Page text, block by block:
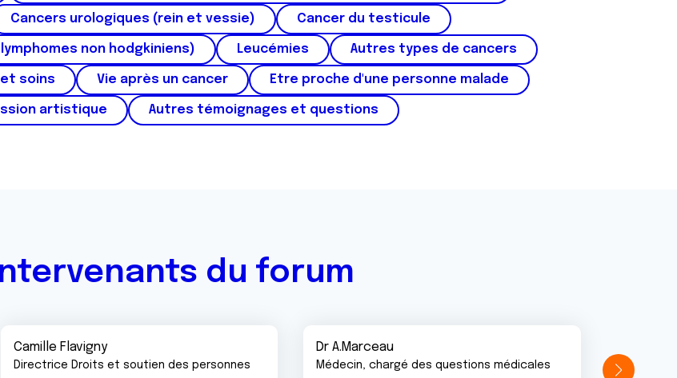
Cancers urologiques (rein et vessie) Cancer du testicule
non hodgkiniens) Leucémies Autres types de cancers
soins Vie après un cancer Etre proche d'une personne malade
artistique Autres témoignages et questions
du forum
Camille Flavigny
Directrice Droits et soutien des personnes
Dr A.Marceau
Médecin, chargé des questions médicales